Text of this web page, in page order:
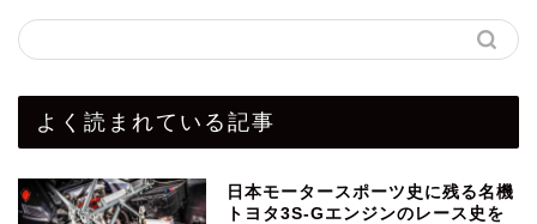
よく読まれている記事
日本モータースポーツ史に残る名機
トヨタ3S-Gエンジンのレース史を